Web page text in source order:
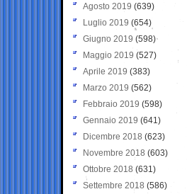
Agosto 2019 (639)
Luglio 2019 (654)
Giugno 2019 (598)
Maggio 2019 (527)
Aprile 2019 (383)
Marzo 2019 (562)
Febbraio 2019 (598)
Gennaio 2019 (641)
Dicembre 2018 (623)
Novembre 2018 (603)
Ottobre 2018 (631)
Settembre 2018 (586)